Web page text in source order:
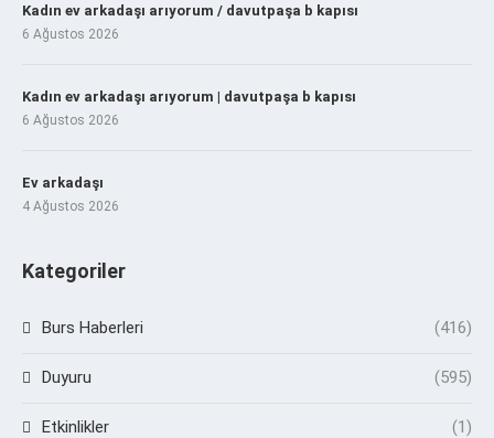
Kadın ev arkadaşı arıyorum / davutpaşa b kapısı
6 Ağustos 2026
Kadın ev arkadaşı arıyorum | davutpaşa b kapısı
6 Ağustos 2026
Ev arkadaşı
4 Ağustos 2026
Kategoriler
Burs Haberleri (416)
Duyuru (595)
Etkinlikler (1)